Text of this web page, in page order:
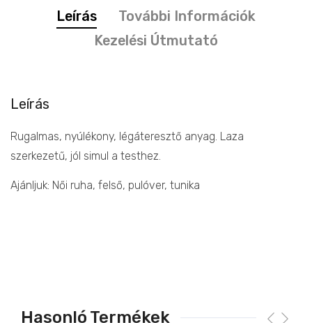
Leírás
További Információk
Kezelési Útmutató
Leírás
Rugalmas, nyúlékony, légáteresztő anyag. Laza
szerkezetű, jól simul a testhez.
Ajánljuk: Női ruha, felső, pulóver, tunika
Hasonló Termékek